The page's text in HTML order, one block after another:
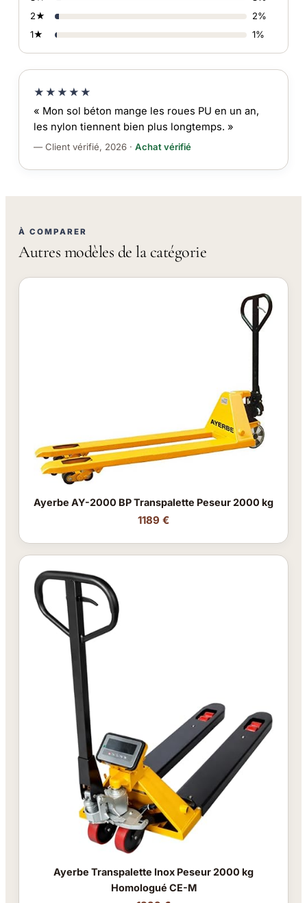
2★
2%
1★
1%
★★★★★
« Mon sol béton mange les roues PU en un an,
les nylon tiennent bien plus longtemps. »
— Client vérifié, 2026 · Achat vérifié
À COMPARER
Autres modèles de la catégorie
Ayerbe AY-2000 BP Transpalette Peseur 2000 kg
1189 €
Ayerbe Transpalette Inox Peseur 2000 kg
Homologué CE-M